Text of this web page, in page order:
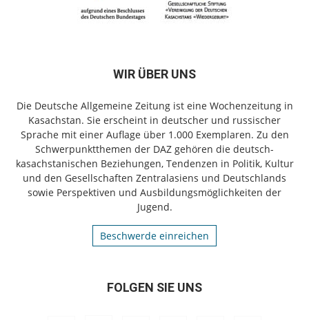
WIR ÜBER UNS
Die Deutsche Allgemeine Zeitung ist eine Wochenzeitung in
Kasachstan. Sie erscheint in deutscher und russischer
Sprache mit einer Auflage über 1.000 Exemplaren. Zu den
Schwerpunktthemen der DAZ gehören die deutsch-
kasachstanischen Beziehungen, Tendenzen in Politik, Kultur
und den Gesellschaften Zentralasiens und Deutschlands
sowie Perspektiven und Ausbildungsmöglichkeiten der
Jugend.
Beschwerde einreichen
FOLGEN SIE UNS